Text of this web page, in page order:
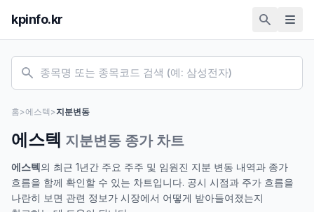
kpinfo.kr
홈>에스텍 >지분변동
에스텍 지분변동 종가 차트
에스텍의 최근 1년간 주요 주주 및 임원진 지분 변동 내역과 종가
흐름을 함께 확인할 수 있는 차트입니다. 공시 시점과 주가 흐름을
나란히 보면 관련 정보가 시장에서 어떻게 받아들여졌는지